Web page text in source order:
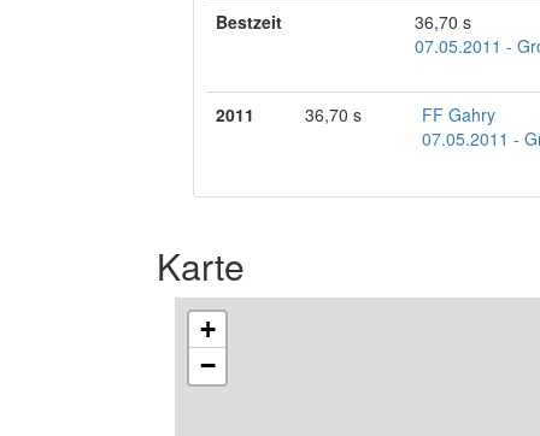
Bestzeit
36,70 s
07.05.2011 -
2011 36,70 s
FF Gahry
07.05.2011 -
Karte
+
−